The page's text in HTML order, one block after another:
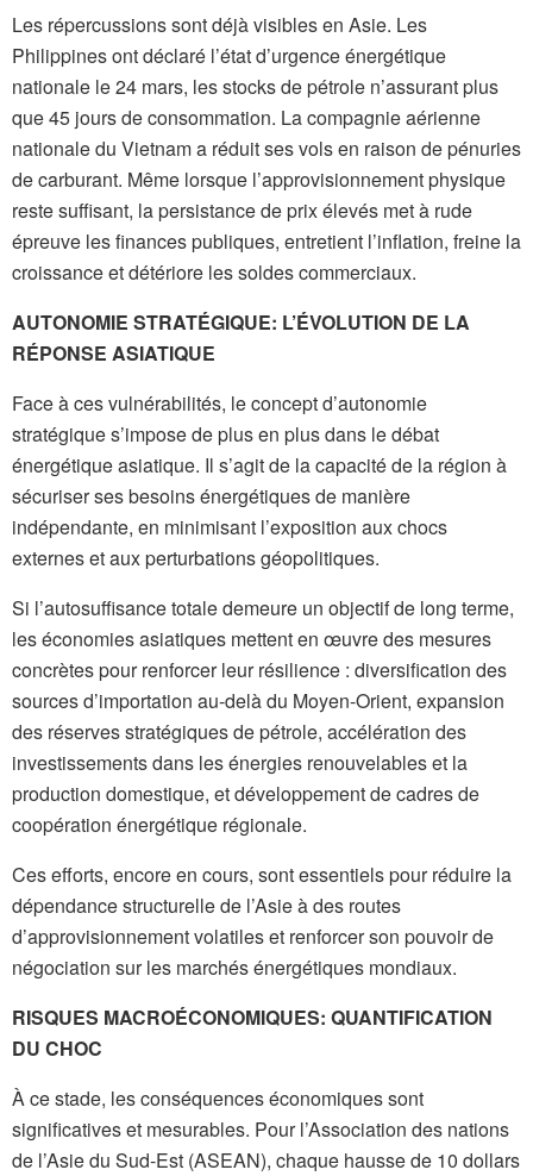
Les répercussions sont déjà visibles en Asie. Les
Philippines ont déclaré l’état d’urgence énergétique
nationale le 24 mars, les stocks de pétrole n’assurant plus
que 45 jours de consommation. La compagnie aérienne
nationale du Vietnam a réduit ses vols en raison de pénuries
de carburant. Même lorsque l’approvisionnement physique
reste suffisant, la persistance de prix élevés met à rude
épreuve les finances publiques, entretient l’inflation, freine la
croissance et détériore les soldes commerciaux.
AUTONOMIE STRATÉGIQUE: L’ÉVOLUTION DE LA
RÉPONSE ASIATIQUE
Face à ces vulnérabilités, le concept d’autonomie
stratégique s’impose de plus en plus dans le débat
énergétique asiatique. Il s’agit de la capacité de la région à
sécuriser ses besoins énergétiques de manière
indépendante, en minimisant l’exposition aux chocs
externes et aux perturbations géopolitiques.
Si l’autosuffisance totale demeure un objectif de long terme,
les économies asiatiques mettent en œuvre des mesures
concrètes pour renforcer leur résilience : diversification des
sources d’importation au-delà du Moyen-Orient, expansion
des réserves stratégiques de pétrole, accélération des
investissements dans les énergies renouvelables et la
production domestique, et développement de cadres de
coopération énergétique régionale.
Ces efforts, encore en cours, sont essentiels pour réduire la
dépendance structurelle de l’Asie à des routes
d’approvisionnement volatiles et renforcer son pouvoir de
négociation sur les marchés énergétiques mondiaux.
RISQUES MACROÉCONOMIQUES: QUANTIFICATION
DU CHOC
À ce stade, les conséquences économiques sont
significatives et mesurables. Pour l’Association des nations
de l’Asie du Sud-Est (ASEAN), chaque hausse de 10 dollars